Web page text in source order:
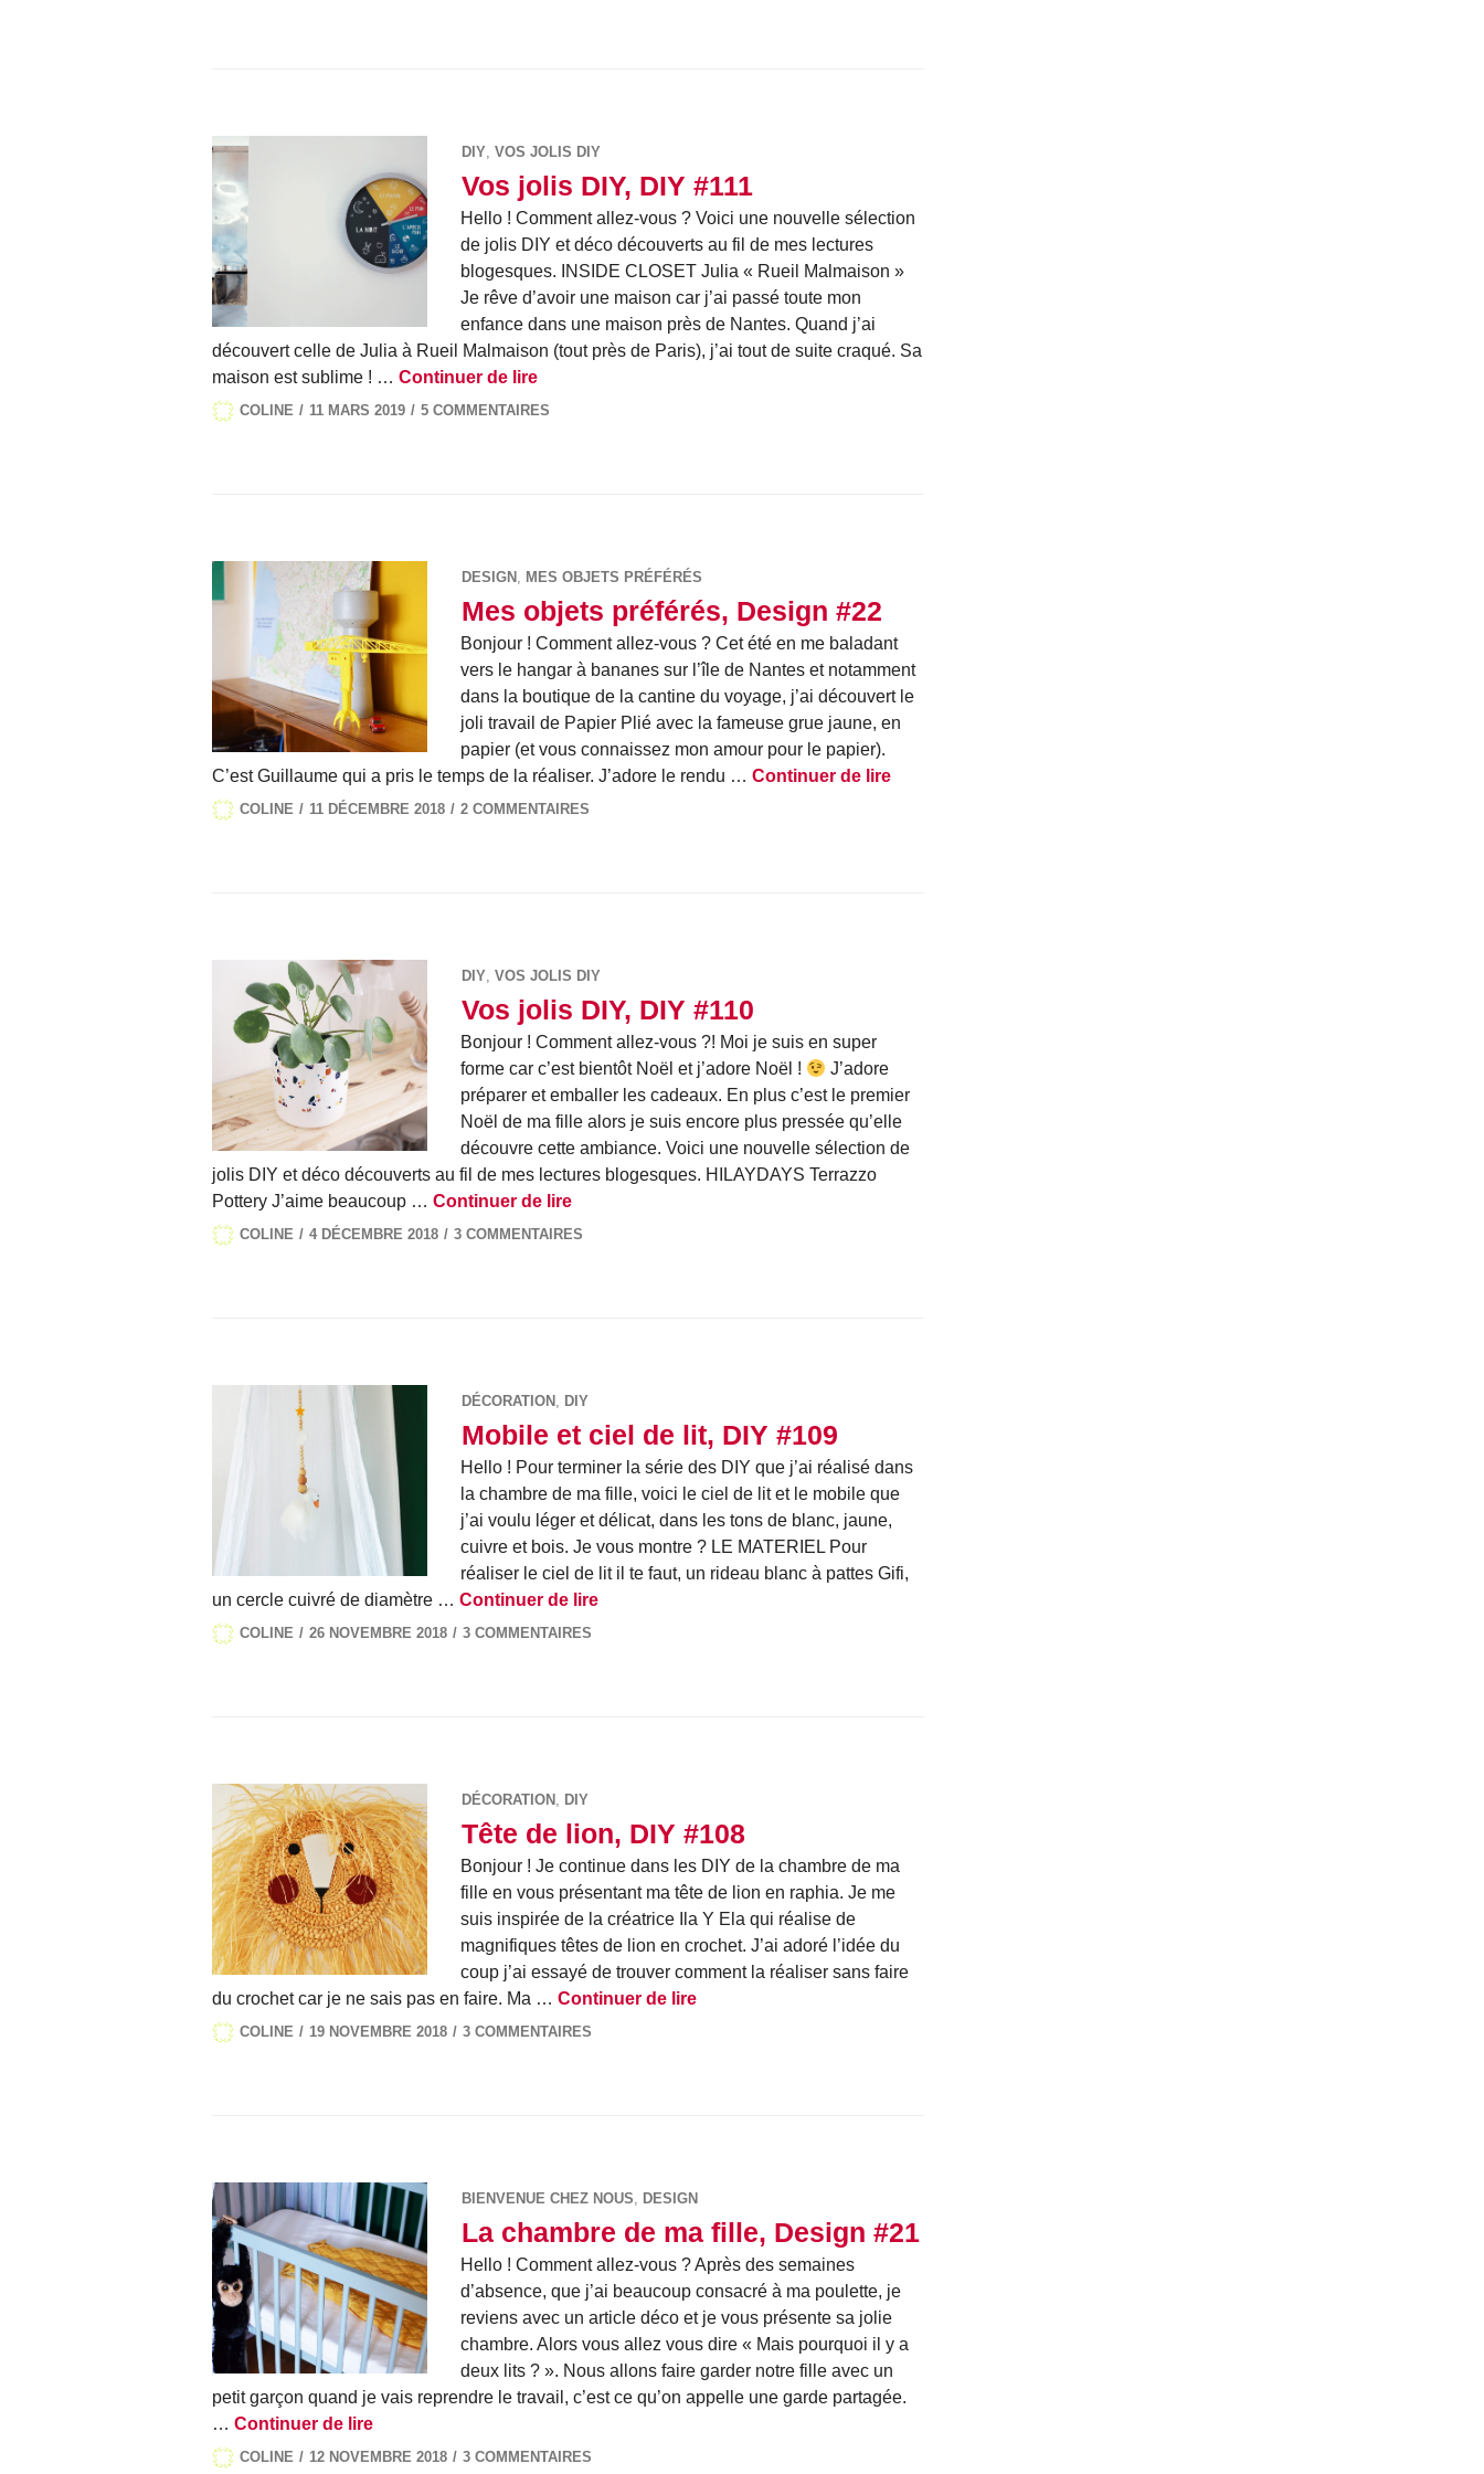
DIY, VOS JOLIS DIY
Vos jolis DIY, DIY #111
Hello ! Comment allez-vous ? Voici une nouvelle sélection
de jolis DIY et déco découverts au fil de mes lectures
blogesques. INSIDE CLOSET Julia « Rueil Malmaison »
Je rêve d’avoir une maison car j’ai passé toute mon
enfance dans une maison près de Nantes. Quand j’ai
découvert celle de Julia à Rueil Malmaison (tout près de Paris), j’ai tout de suite craqué. Sa
maison est sublime ! … Continuer de lireVos jolis DIY, DIY #111
COLINE 11 MARS 2019 5 COMMENTAIRES
DESIGN , MES OBJETS PRÉFÉRÉS
Mes objets préférés, Design #22
Bonjour ! Comment allez-vous ? Cet été en me baladant
vers le hangar à bananes sur l’île de Nantes et notamment
dans la boutique de la cantine du voyage, j’ai découvert le
joli travail de Papier Plié avec la fameuse grue jaune, en
papier (et vous connaissez mon amour pour le papier).
C’est Guillaume qui a pris le temps de la réaliser. J’adore le rendu … Continuer de lireMes objets préférés, Design #22
COLINE 11 DÉCEMBRE 2018 2 COMMENTAIRES
DIY, VOS JOLIS DIY
Vos jolis DIY, DIY #110
Bonjour ! Comment allez-vous ?! Moi je suis en super
forme car c’est bientôt Noël et j’adore Noël !
J’adore
préparer et emballer les cadeaux. En plus c’est le premier
Noël de ma fille alors je suis encore plus pressée qu’elle
découvre cette ambiance. Voici une nouvelle sélection de
jolis DIY et déco découverts au fil de mes lectures blogesques. HILAYDAYS Terrazzo
Pottery J’aime beaucoup … Continuer de lireVos jolis DIY, DIY #110
COLINE 4 DÉCEMBRE 2018 3 COMMENTAIRES
DÉCORATION , DIY
Mobile et ciel de lit, DIY #109
Hello ! Pour terminer la série des DIY que j’ai réalisé dans
la chambre de ma fille, voici le ciel de lit et le mobile que
j’ai voulu léger et délicat, dans les tons de blanc, jaune,
cuivre et bois. Je vous montre ? LE MATERIEL Pour
réaliser le ciel de lit il te faut, un rideau blanc à pattes Gifi,
un cercle cuivré de diamètre … Continuer de lireMobile et ciel de lit, DIY #109
COLINE 26 NOVEMBRE 2018 3 COMMENTAIRES
DÉCORATION , DIY
Tête de lion, DIY #108
Bonjour ! Je continue dans les DIY de la chambre de ma
fille en vous présentant ma tête de lion en raphia. Je me
suis inspirée de la créatrice Ila Y Ela qui réalise de
magnifiques têtes de lion en crochet. J’ai adoré l’idée du
coup j’ai essayé de trouver comment la réaliser sans faire
du crochet car je ne sais pas en faire. Ma … Continuer de lireTête de lion, DIY #108
COLINE 19 NOVEMBRE 2018 3 COMMENTAIRES
BIENVENUE CHEZ NOUS, DESIGN
La chambre de ma fille, Design #21
Hello ! Comment allez-vous ? Après des semaines
d’absence, que j’ai beaucoup consacré à ma poulette, je
reviens avec un article déco et je vous présente sa jolie
chambre. Alors vous allez vous dire « Mais pourquoi il y a
deux lits ? ». Nous allons faire garder notre fille avec un
petit garçon quand je vais reprendre le travail, c’est ce qu’on appelle une garde partagée.
… Continuer de lireLa chambre de ma fille, Design #21
COLINE 12 NOVEMBRE 2018 3 COMMENTAIRES